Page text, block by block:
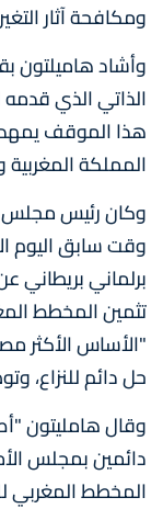
ومكافحة آثار
وأشاد هاميلتون
الذاتي الذي قدمه
هذا الموقف
المملكة
وكان رئيس مجلس
وقت سابق اليوم
برلماني بريطاني
تثمين المخطط
"الأساس الأكثر
حل دائم للنزاع،
وقال هامليتون
دائمين بمجلس
المخطط المغربي